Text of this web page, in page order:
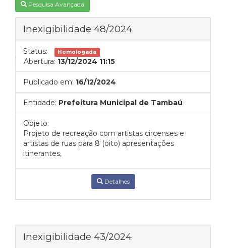
Pesquisa Avançada
Inexigibilidade 48/2024
Status: Homologada
Abertura: 13/12/2024 11:15
Publicado em: 16/12/2024
Entidade: Prefeitura Municipal de Tambaú
Objeto:
Projeto de recreação com artistas circenses e
artistas de ruas para 8 (oito) apresentações
itinerantes,
Detalhes
Inexigibilidade 43/2024